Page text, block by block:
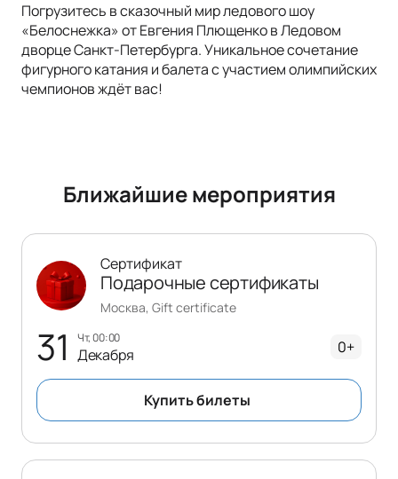
Погрузитесь в сказочный мир ледового шоу
«Белоснежка» от Евгения Плющенко в Ледовом
дворце Санкт-Петербурга. Уникальное сочетание
фигурного катания и балета с участием олимпийских
чемпионов ждёт вас!
Ближайшие мероприятия
31 чт, 00:00
Декабря
Сертификат
Подарочные сертификаты
Москва, Gift certificate
0+
Купить билеты